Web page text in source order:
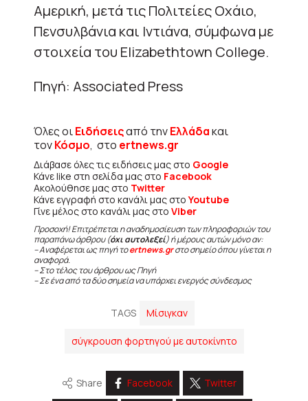
Αμερική, μετά τις Πολιτείες Οχάιο,
Πενσυλβάνια και Ιντιάνα, σύμφωνα με
στοιχεία του Elizabethtown College.
Πηγή: Associated Press
Όλες οιΕιδήσειςαπό τηνΕλλάδακαι
τονΚόσμο, στο ertnews.gr
Διάβασε όλες τις ειδήσεις μας στο Google
Κάνε like στη σελίδα μας στο Facebook
Ακολούθησε μας στο Twitter
Κάνε εγγραφή στο κανάλι μας στοYoutube
Γίνε μέλος στο κανάλι μας στο Viber
Προσοχή! Επιτρέπεται η αναδημοσίευση των πληροφοριών του
παραπάνω άρθρου (όχι αυτολεξεί) ή μέρους αυτών μόνο αν:
– Αναφέρεται ως πηγή τοertnews.grστο σημείο όπου γίνεται η
αναφορά.
– Στο τέλος του άρθρου ως Πηγή
– Σε ένα από τα δύο σημεία να υπάρχει ενεργός σύνδεσμος
TAGS Μίσιγκαν
σύγκρουση φορτηγού με αυτοκίνητο
Share Facebook Twitter